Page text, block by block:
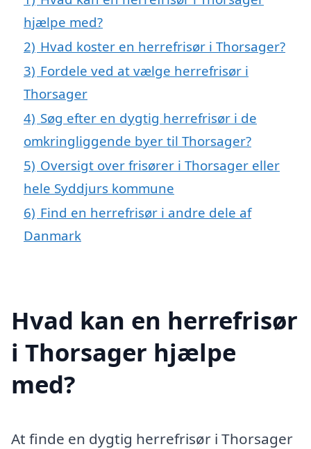
hjælpe med?
2) Hvad koster en herrefrisør i Thorsager?
3) Fordele ved at vælge herrefrisør i
Thorsager
4) Søg efter en dygtig herrefrisør i de
omkringliggende byer til Thorsager?
5) Oversigt over frisører i Thorsager eller
hele Syddjurs kommune
6) Find en herrefrisør i andre dele af
Danmark
Hvad kan en herrefrisør
i Thorsager hjælpe
med?
At finde en dygtig herrefrisør i Thorsager